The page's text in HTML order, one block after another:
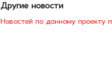
Другие новости
Новостей по данному проекту